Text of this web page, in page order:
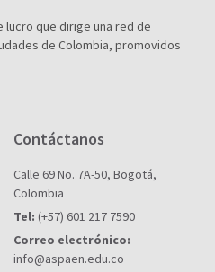
lucro que dirige una red de
de Colombia, promovidos
Contáctanos
Calle 69 No. 7A-50, Bogotá,
Colombia
Tel: (+57) 601 217 7590
Correo electrónico:
info@aspaen.edu.co